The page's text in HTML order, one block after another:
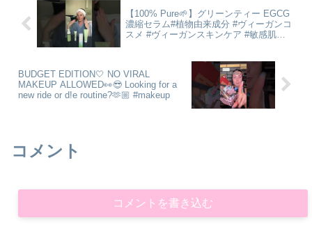
【100% Pure🌱】グリーンティー EGCG
濃縮セラム#植物由来成分 #ヴィーガンコ
スメ #ヴィーガンスキンケア #敏感肌で
BUDGET EDITION🤍 NO VIRAL
MAKEUP ALLOWED👀😎 Looking for a
new ride or d!e routine?🫶🏼 #makeup
コメント
コメントを書き込む